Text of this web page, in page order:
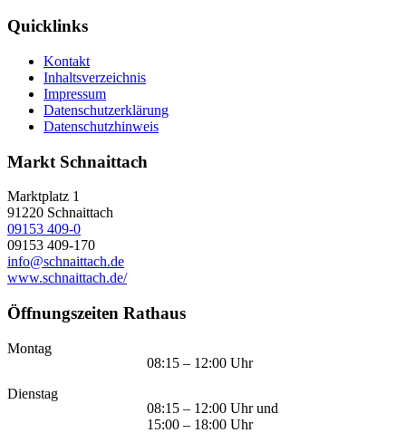
Quicklinks
Kontakt
Inhaltsverzeichnis
Impressum
Datenschutzerklärung
Datenschutzhinweis
Markt Schnaittach
Marktplatz 1
91220 Schnaittach
09153 409-0
09153 409-170
info@schnaittach.de
www.schnaittach.de/
Öffnungszeiten Rathaus
Montag
08:15 – 12:00 Uhr
Dienstag
08:15 – 12:00 Uhr und
15:00 – 18:00 Uhr